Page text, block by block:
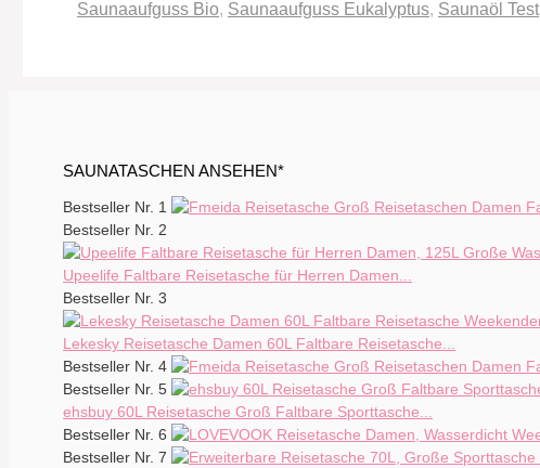
Saunaaufguss Bio, Saunaaufguss Eukalyptus, Saunaöl Test
SAUNATASCHEN ANSEHEN*
Bestseller Nr. 1
Bestseller Nr. 2
Upeelife Faltbare Reisetasche für Herren Damen...
Bestseller Nr. 3
Lekesky Reisetasche Damen 60L Faltbare Reisetasche...
Bestseller Nr. 4
Bestseller Nr. 5
ehsbuy 60L Reisetasche Groß Faltbare Sporttasche...
Bestseller Nr. 6
Bestseller Nr. 7